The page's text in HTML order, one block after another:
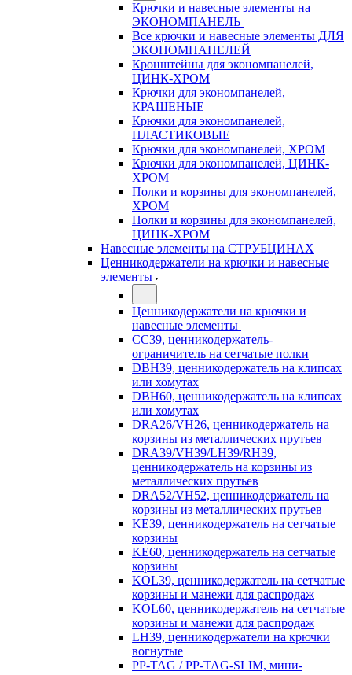
Крючки и навесные элементы на
ЭКОНОМПАНЕЛЬ
Все крючки и навесные элементы ДЛЯ
ЭКОНОМПАНЕЛЕЙ
Кронштейны для экономпанелей,
ЦИНК-ХРОМ
Крючки для экономпанелей,
КРАШЕНЫЕ
Крючки для экономпанелей,
ПЛАСТИКОВЫЕ
Крючки для экономпанелей, ХРОМ
Крючки для экономпанелей, ЦИНК-
ХРОМ
Полки и корзины для экономпанелей,
ХРОМ
Полки и корзины для экономпанелей,
ЦИНК-ХРОМ
Навесные элементы на СТРУБЦИНАХ
Ценникодержатели на крючки и навесные
элементы
Ценникодержатели на крючки и
навесные элементы
CC39, ценникодержатель-
ограничитель на сетчатые полки
DBH39, ценникодержатель на клипсах
или хомутах
DBH60, ценникодержатель на клипсах
или хомутах
DRA26/VH26, ценникодержатель на
корзины из металлических прутьев
DRA39/VH39/LH39/RH39,
ценникодержатель на корзины из
металлических прутьев
DRA52/VH52, ценникодержатель на
корзины из металлических прутьев
KE39, ценникодержатель на сетчатые
корзины
KE60, ценникодержатель на сетчатые
корзины
KOL39, ценникодержатель на сетчатые
корзины и манежи для распродаж
KOL60, ценникодержатель на сетчатые
корзины и манежи для распродаж
LH39, ценникодержатели на крючки
вогнутые
PP-TAG / PP-TAG-SLIM, мини-